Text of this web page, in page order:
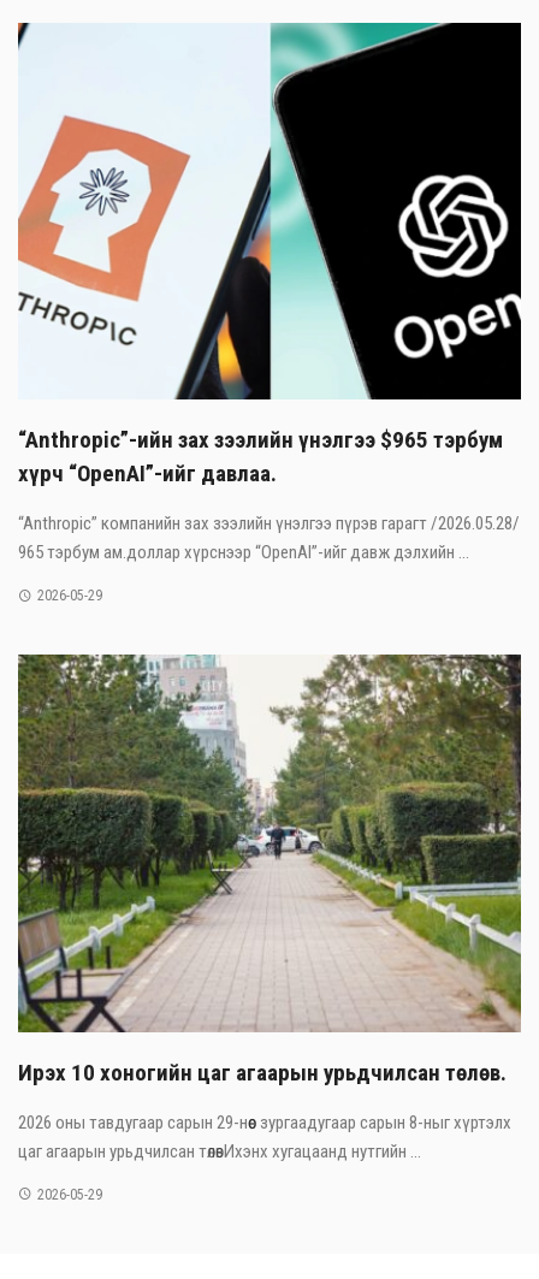
“Anthropic”-ийн зах зээлийн үнэлгээ $965 тэрбум
хүрч “OpenAI”-ийг давлаа.
“Anthropic” компанийн зах зээлийн үнэлгээ пүрэв гарагт /2026.05.28/
965 тэрбум ам.доллар хүрснээр “OpenAI”-ийг давж дэлхийн ...
2026-05-29
Ирэх 10 хоногийн цаг агаарын урьдчилсан төлөв.
2026 оны тавдугаар сарын 29-нөөс зургаадугаар сарын 8-ныг хүртэлх
цаг агаарын урьдчилсан төлөвИхэнх хугацаанд нутгийн ...
2026-05-29